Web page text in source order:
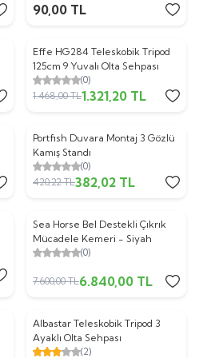
90,00 TL
%10
Effe HG284 Teleskobik Tripod
125cm 9 Yuvalı Olta Sehpası
(0)
1.468,00TL1.321,20 TL
%9
Portfish Duvara Montaj 3 Gözlü
Kamış Standı
(0)
420,22TL382,02 TL
%10
Sea Horse Bel Destekli Çıkrık
Mücadele Kemeri - Siyah
(0)
7.600,00TL6.840,00 TL
%10
Albastar Teleskobik Tripod 3
Ayaklı Olta Sehpası
(2)